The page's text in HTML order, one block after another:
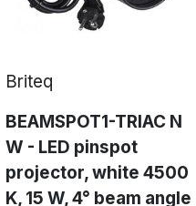
Briteq
BEAMSPOT1-TRIAC N
W - LED pinspot
projector, white 4500
K, 15 W, 4° beam angle